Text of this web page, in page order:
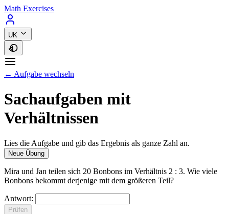
Math Exercises
UK
← Aufgabe wechseln
Sachaufgaben mit
Verhältnissen
Lies die Aufgabe und gib das Ergebnis als ganze Zahl an.
Neue Übung
Mira und Jan teilen sich 20 Bonbons im Verhältnis 2 : 3. Wie viele
Bonbons bekommt derjenige mit dem größeren Teil?
Antwort:
Prüfen